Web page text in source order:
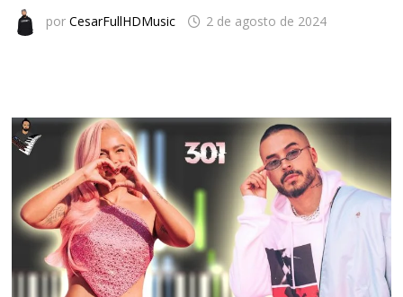
porCesarFullHDMusic 2 de agosto de 2024